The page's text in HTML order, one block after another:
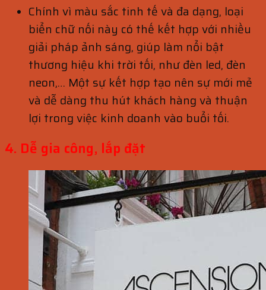
Chính vì màu sắc tinh tế và đa dạng, loại
biển chữ nối này có thế kết hợp với nhiều
giải pháp ảnh sáng, giúp làm nổi bật
thương hiệu khi trời tối, như đèn led, đèn
neon,… Một sự kết hợp tạo nên sự mới mẻ
và dễ dàng thu hút khách hàng và thuận
lợi trong việc kinh doanh vào buổi tối.
4. Dễ gia công, lắp đặt